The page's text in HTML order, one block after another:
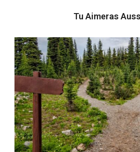
Tu Aimeras